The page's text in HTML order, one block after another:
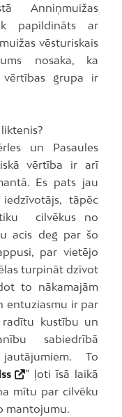
Anniņmuižas
papildināts ar
vēsturiskais
nosaka, ka
vērtības grupa ir
un Pasaules
vērtība ir arī
Es pats jau
tāpēc
cilvēkus no
acis deg par šo
par vietējo
turpināt dzīvot
to nākamajām
entuziasmu ir par
radītu kustību un
sabiedrībā
To
” ļoti īsā laikā
mītu par cilvēku
mantojumu.